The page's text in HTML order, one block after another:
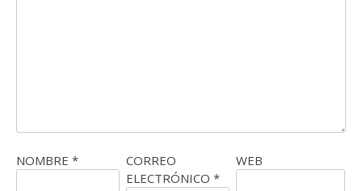
NOMBRE *
CORREO
ELECTRÓNICO *
WEB